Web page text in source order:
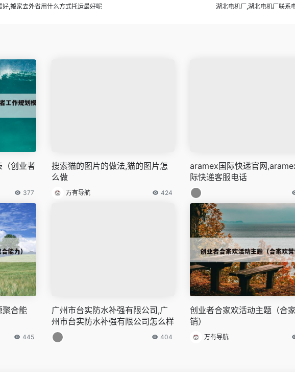
,搬家去外省用什么方式托运最好呢 湖北电机厂,湖北电机厂联系
（创业者
377
搜索猫的图片的做法,猫的图片怎
么做
万有导航 424
aramex国际快递官网
际快递客服电话
聚合能
445
广州市台实防水补强有限公司,广
州市台实防水补强有限公司怎么样
404
创业者合家欢活动主题（合
销）
万有导航